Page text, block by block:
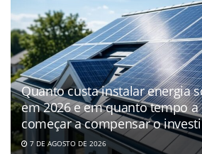
Quanto custa instalar energia
em 2026 e em quanto tempo
começar a compensar o
7 DE AGOSTO DE 2026